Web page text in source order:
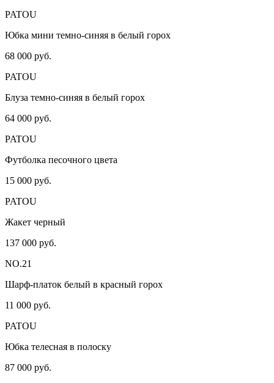
PATOU
Юбка мини темно-синяя в белый горох
68 000 руб.
PATOU
Блуза темно-синяя в белый горох
64 000 руб.
PATOU
Футболка песочного цвета
15 000 руб.
PATOU
Жакет черный
137 000 руб.
NO.21
Шарф-платок белый в красный горох
11 000 руб.
PATOU
Юбка телесная в полоску
87 000 руб.